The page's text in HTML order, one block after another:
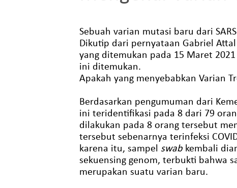
Sebuah varian mutasi baru dari
Dikutip dari pernyataan Gabriel
yang ditemukan pada 15 Maret
ini ditemukan.
Apakah yang menyebabkan Varian
Berdasarkan pengumuman dari
ini teridentifikasi pada 8 dari 79
dilakukan pada 8 orang tersebut
tersebut sebenarnya terinfeksi
karena itu, sampel swabkembali
sekuensing genom, terbukti bahwa
merupakan suatu varian baru.